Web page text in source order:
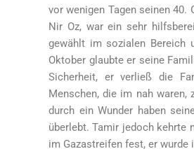
vor wenigen Tagen seinen 40.
Nir Oz, war ein sehr
gewählt im sozialen Bereich
Oktober glaubte er seine
Sicherheit, er verließ die
Menschen, die im nah waren,
durch ein Wunder haben
überlebt. Tamir jedoch kehrte
im Gazastreifen fest, er